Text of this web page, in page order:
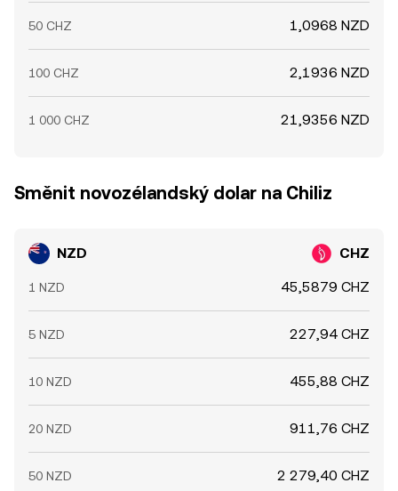
50 CHZ 1,0968 NZD
100 CHZ 2,1936 NZD
1 000 CHZ 21,9356 NZD
Směnit novozélandský dolar na Chiliz
NZD CHZ
1 NZD 45,5879 CHZ
5 NZD 227,94 CHZ
10 NZD 455,88 CHZ
20 NZD 911,76 CHZ
50 NZD 2 279,40 CHZ